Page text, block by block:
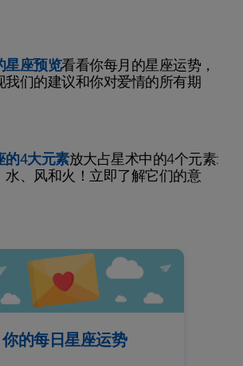
星座预览看看你每月的星座运势，
我们的建议和你对爱情的所有期
的4大元素放大占星术中的4个元素:
水、风和火！立即了解它们的意
你的每日星座运势